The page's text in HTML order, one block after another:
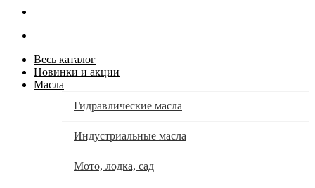
Весь каталог
Новинки и акции
Масла
Гидравлические масла
Индустриальные масла
Мото, лодка, сад